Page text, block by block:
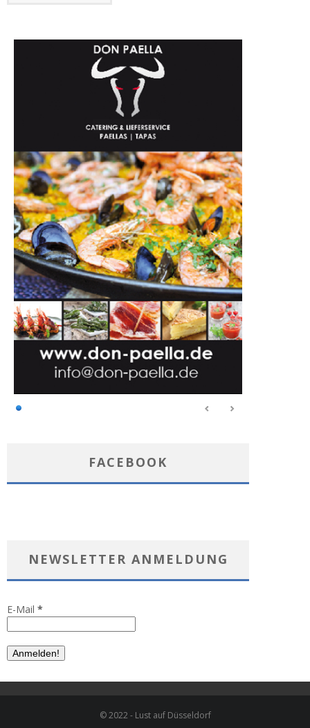
FACEBOOK
NEWSLETTER ANMELDUNG
E-Mail *
© 2022 - Lust auf Düsseldorf